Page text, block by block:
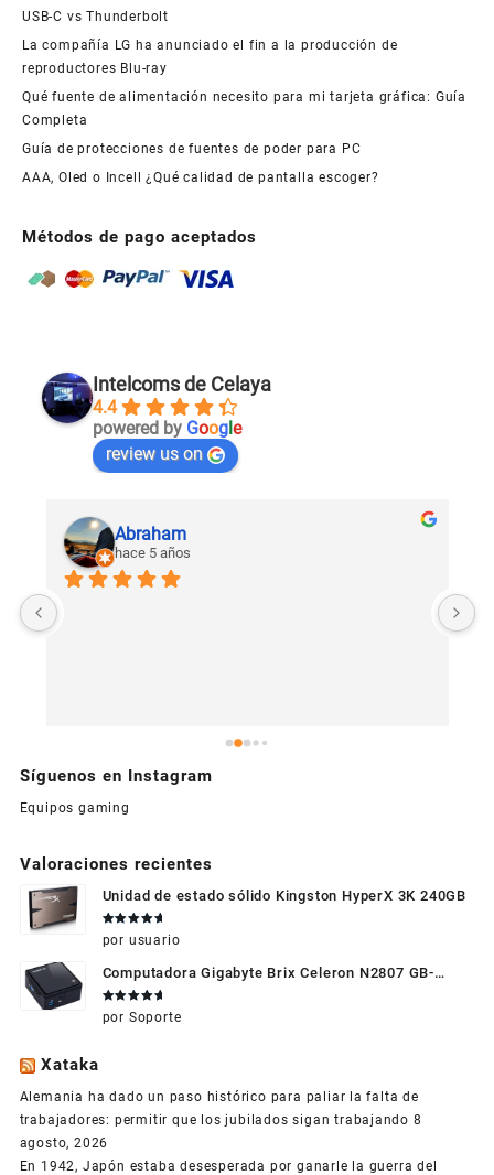
USB-C vs Thunderbolt
La compañía LG ha anunciado el fin a la producción de
reproductores Blu-ray
Qué fuente de alimentación necesito para mi tarjeta gráfica: Guía
Completa
Guía de protecciones de fuentes de poder para PC
AAA, Oled o Incell ¿Qué calidad de pantalla escoger?
Métodos de pago aceptados
Intelcoms de Celaya
4.4
powered by Google
review us on
Abraham
hace 5 años
Síguenos en Instagram
Equipos gaming
Valoraciones recientes
Unidad de estado sólido Kingston HyperX 3K 240GB
Valorado
en5 de 5
por usuario
Computadora Gigabyte Brix Celeron N2807 GB-
BXBT-2807 + WIFI + RAM de 4GB + HDD 500gb +
Windows 10
Valorado
en5 de 5
por Soporte
Xataka
Alemania ha dado un paso histórico para paliar la falta de
trabajadores: permitir que los jubilados sigan trabajando 8
agosto, 2026
En 1942, Japón estaba desesperada por ganarle la guerra del